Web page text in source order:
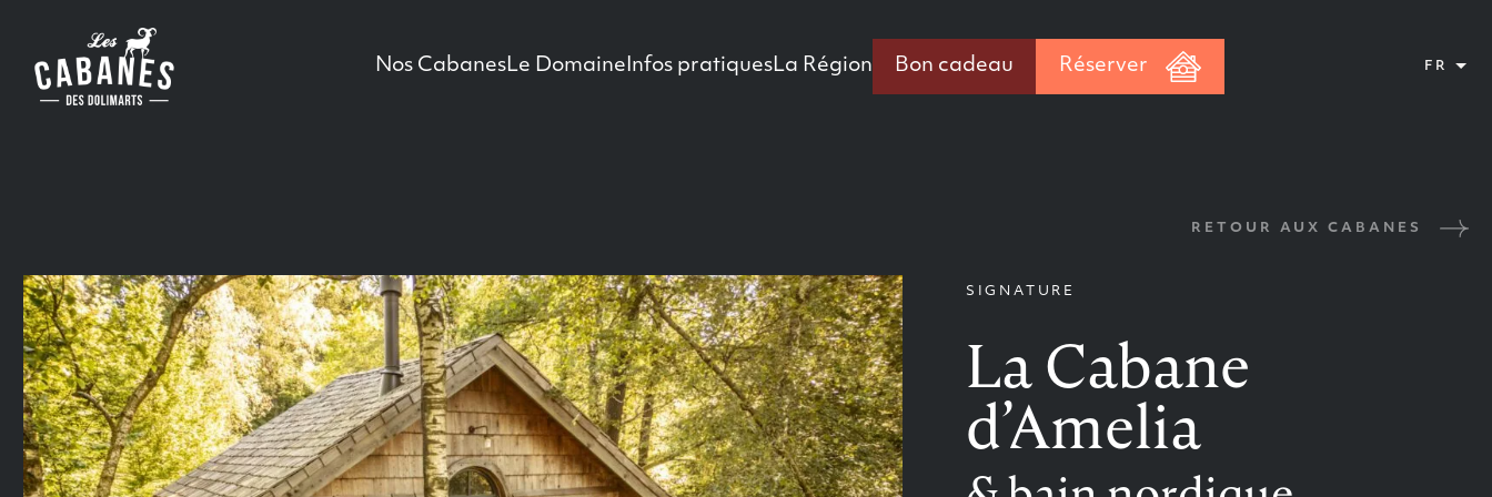
Main Menu
Nos CabanesLe Domaine Infos pratiquesLa Région Bon cadeau Réserver FR
RETOUR AUX CABANES
SIGNATURE
La Cabane
d’Amelia